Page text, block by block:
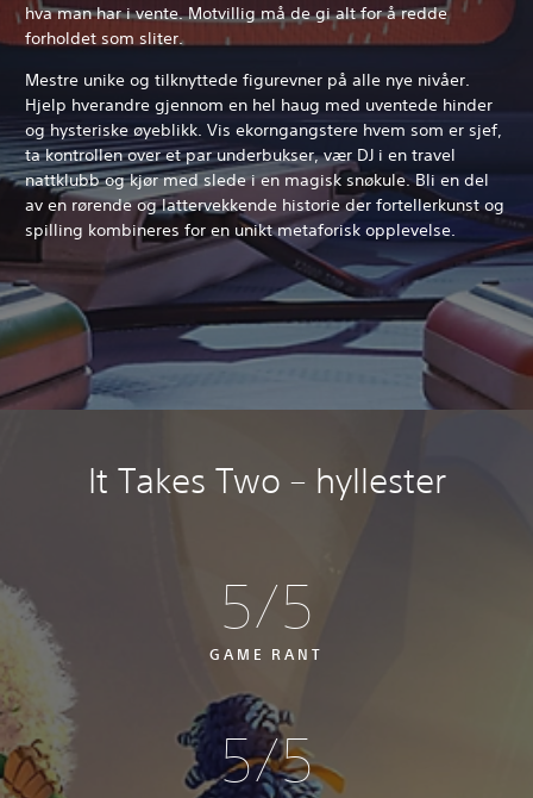
hva man har i vente. Motvillig må de gi alt for å redde
forholdet som sliter.
Mestre unike og tilknyttede figurevner på alle nye nivåer.
Hjelp hverandre gjennom en hel haug med uventede hinder
og hysteriske øyeblikk. Vis ekorngangstere hvem som er sjef,
ta kontrollen over et par underbukser, vær DJ i en travel
nattklubb og kjør med slede i en magisk snøkule. Bli en del
av en rørende og lattervekkende historie der fortellerkunst og
spilling kombineres for en unikt metaforisk opplevelse.
It Takes Two – hyllester
5/5
GAME RANT
5/5